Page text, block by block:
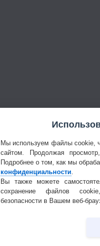
Мы используем файлы cookie,
сайтом. Продолжая
Подробнее о том, как мы
конфиденциальности
Вы также можете
сохранение файлов
безопасности в Вашем веб-